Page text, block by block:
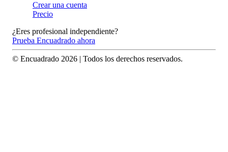
Crear una cuenta
Precio
¿Eres profesional independiente?
Prueba Encuadrado ahora
© Encuadrado 2026 | Todos los derechos reservados.